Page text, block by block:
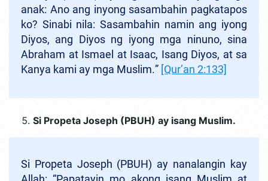
anak: Ano ang inyong sasambahin pagkatapos
ko? Sinabi nila: Sasambahin namin ang iyong
Diyos, ang Diyos ng iyong mga ninuno, sina
Abraham at Ismael at Isaac, Isang Diyos, at sa
Kanya kami ay mga Muslim.” [Qur’an 2:133]
Si Propeta Joseph (PBUH) ay isang Muslim.
Si Propeta Joseph (PBUH) ay nanalangin kay